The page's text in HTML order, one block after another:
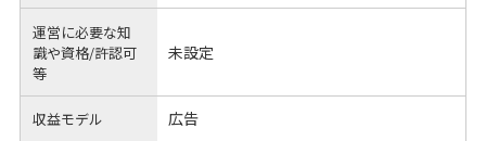
運営に必要な知
識や資格/許認可
等
未設定
収益モデル 広告